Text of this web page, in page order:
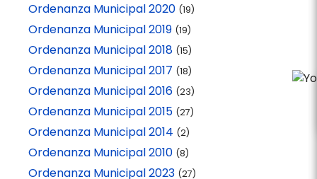
Ordenanza Municipal 2020 (19)
Ordenanza Municipal 2019 (19)
Ordenanza Municipal 2018 (15)
Ordenanza Municipal 2017 (18)
Ordenanza Municipal 2016 (23)
Ordenanza Municipal 2015 (27)
Ordenanza Municipal 2014 (2)
Ordenanza Municipal 2010 (8)
Ordenanza Municipal 2023 (27)